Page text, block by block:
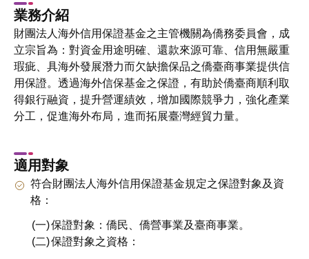
業務介紹
財團法人海外信用保證基金之主管機關為僑務委員會，成
立宗旨為：對資金用途明確、還款來源可靠、信用無嚴重
瑕疵、具海外發展潛力而欠缺擔保品之僑臺商事業提供信
用保證。透過海外信保基金之保證，有助於僑臺商順利取
得銀行融資，提升營運績效，增加國際競爭力，強化產業
分工，促進海外布局，進而拓展臺灣經貿力量。
適用對象
符合財團法人海外信用保證基金規定之保證對象及資
格：
保證對象：僑民、僑營事業及臺商事業。
保證對象之資格：